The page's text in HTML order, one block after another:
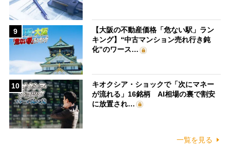
9
【大阪の不動産価格「危ない駅」ラン
キング】“中古マンション売れ行き鈍
化”のワース…
10
キオクシア・ショックで「次にマネー
が流れる」16銘柄 AI相場の裏で割安
に放置され…
一覧を見る